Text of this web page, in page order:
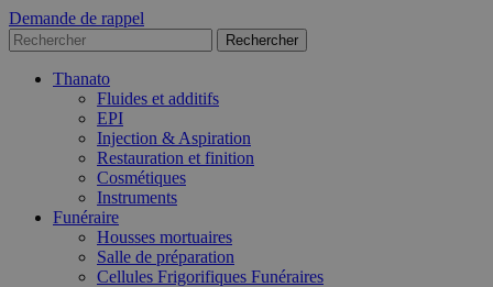
Demande de rappel
Thanato
Fluides et additifs
EPI
Injection & Aspiration
Restauration et finition
Cosmétiques
Instruments
Funéraire
Housses mortuaires
Salle de préparation
Cellules Frigorifiques Funéraires